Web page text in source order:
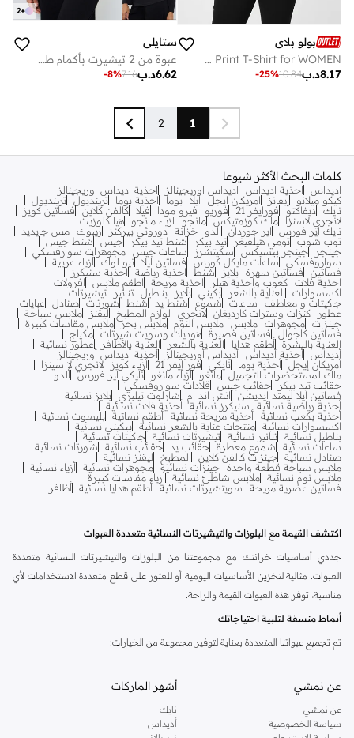
بولو بلاي
Multipack Graphic Print T-Shirt for WOMEN
د.ب8.17
10.84
-25%
+
2
ستايلي
عبوة من 2 تيشيرت بأكمام طويلة وزم بياقة قارب
د.ب6.62
7.16
-8%
1
2
كلمات البحث الأكثر شيوعا
اديداس احذية اديداس اديداس اوريجينالز
احذية اديداس اوريجينالز
كيكو ميلانو
إيفانز امريكان ايجل ايلا بوما احذية بوما ترينديول ترينديول
نايك ديفاكتو فورايفر 21 فوريو فيرو مودا فيلا كالفن كلاين فساتين كويز
لانجري لاسنزا
ماك كوزمتيكس مانجو ازياء مانجو
هيا كلوزيت
نايك اير فورس
اير جوردان الدو خزانة دوروثي بيركنز ريبوك مس جايديد
توب شوب تومي هيلفيغر تيد بيكر شنط تيد بيكر جيس
شنط جيس
جينجر
جينجر بيسيكس سكيتشرز ساعات جيس مجوهرات سوارفسكي
سواروفسكي
ساعات مايكل كورس فساتين ايلا نيو لوك أزياء عربية
فساتين
فساتين سهرة بلايز شنط احذية رياضة
احذية سنيكرز
احذية فلات كعوب واحذية هيلز احذية مريحة اطقم ملابس
افرولات
اكسسوارات
العناية بالشعر بكيني بلايز بناطيل تنانير
تيشيرتات
جاكيتات و معاطف
ساعات شموع شنط يد شنط شورتات صنادل
عبايات
عطور
كنزات وسترات كارديغان لانجري لوازم المطبخ ليقنز
ملابس سباحة
جينزات مجوهرات ملابس ملابس النوم ملابس بحر ملابس مقاسات كبيرة
فساتين كاجوال
فساتين قصيرة هوديات وسويت شيرتات مكياج
العناية بالبشرة أطقم هدايا العناية بالشعر العناية بالأظافر
عطور نسائية
أديداس أحذية أديداس أديداس أوريجينالز
أحذية أديداس أوريجينالز
أمريكان إيجل أحذية بوما نايكي فور إيفر 21 أزياء كويز
لانجري لا سينزا
ماك لمستحضرات التجميل مانغو أزياء مانغو نايكي اير فورس ألدو
حقائب تيد بيكر
حقائب جيس
قلادات سواروفسكي
فساتين ايلا ليمتد ايديشن
اتش اند ام شارلوت تيلبري بلايز نسائية
أحذية رياضية نسائية
سنيكرز نسائية أحذية فلات نسائية
أحذية بكعب نسائية أحذية مريحة نسائية أطقم نسائية بليسوت نسائية
اكسسوارات نسائية منتجات عناية بالشعر نسائية بيكيني نسائية
بناطيل نسائية تنانير نسائية تيشيرتات نسائية جاكيتات نسائية
ساعات نسائية
شموع معطرة حقائب يد حقائب نسائية
شورتات نسائية
صنادل نسائية جينزات كالفن كلاين المطبخ
ليقنز نسائية
ملابس سباحة قطعة واحدة جينزات نسائية مجوهرات نسائية أزياء نسائية
ملابس نوم نسائية ملابس شاطئ نسائية أزياء مقاسات كبيرة
فساتين عصرية مريحة
سويتشيرتات نسائية أطقم هدايا نسائية أظافر
اكتشف القيمة مع البلوزات والتيشيرتات النسائية متعددة العبوات
جددي أساسيات خزانتك مع مجموعتنا من البلوزات والتيشيرتات النسائية متعددة
العبوات. مثالية لتخزين الأساسيات اليومية أو للعثور على قطع متعددة الاستخدامات لأي
مناسبة، توفر هذه العبوات القيمة والراحة.
أنماط منسقة لتلبية احتياجاتك
تم تجميع عبواتنا المتعددة بعناية لتوفير مجموعة من الخيارات:
وألوان محايدة، مثالية للارتداء كطبقات أو بمفردها.
ألوان متنوعة:
اعثري على عبوات تضم مجموعة متنوعة من الألوان، من الدرجات
الزاهية إلى الألوان الباستيل الهادئة، مما يتيح لك تنسيقها مع ملابسك الحالية.
عن نمشي
عن نمشي
سياسة الخصوصية
أشهر الماركات
نايك
أديداس